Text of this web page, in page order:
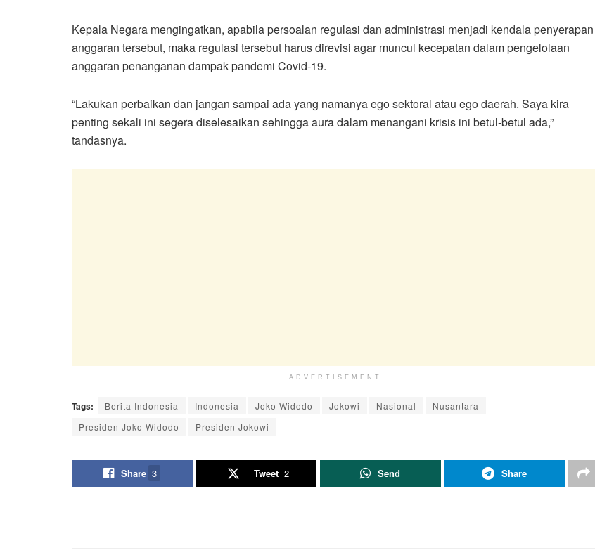
Kepala Negara mengingatkan, apabila persoalan regulasi dan administrasi menjadi kendala penyerapan
anggaran tersebut, maka regulasi tersebut harus direvisi agar muncul kecepatan dalam pengelolaan
anggaran penanganan dampak pandemi Covid-19.
“Lakukan perbaikan dan jangan sampai ada yang namanya ego sektoral atau ego daerah. Saya kira
penting sekali ini segera diselesaikan sehingga aura dalam menangani krisis ini betul-betul ada,”
tandasnya.
ADVERTISEMENT
Tags: Berita Indonesia Indonesia Joko Widodo Jokowi Nasional
Nusantara
Presiden Joko Widodo
Presiden Jokowi
Share 3 Tweet 2 Send Share